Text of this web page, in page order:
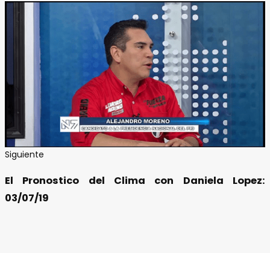
Siguiente
El Pronostico del Clima con Daniela Lopez:
03/07/19